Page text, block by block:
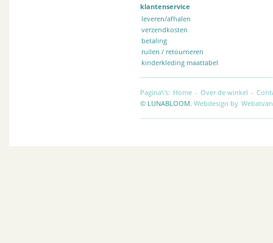
klantenservice
leveren/afhalen
verzendkosten
betaling
ruilen / retourneren
kinderkleding maattabel
Pagina\'s: Home - Over de winkel -
© LUNABLOOM. Webdesign by